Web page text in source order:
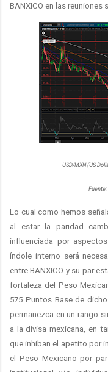
BANXICO en las reuniones
USD/MXN (US
Lo cual como hemos
al estar la paridad
influenciada por
índole interno será
entre BANXICO y su par
fortaleza del Peso
575 Puntos Base de
permanezca en un rango
a la divisa mexicana, en
que inhiban el apetito por
el Peso Mexicano por